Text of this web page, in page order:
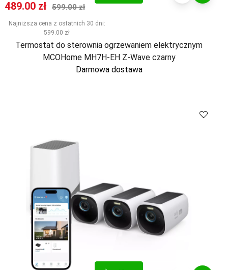
Cena promocyjna
489.00 zł Normalna cena
599.00 zł
Najniższa cena z ostatnich 30 dni:
599.00 zł
Termostat do sterownia ogrzewaniem elektrycznym
MCOHome MH7H-EH Z-Wave czarny
Darmowa dostawa